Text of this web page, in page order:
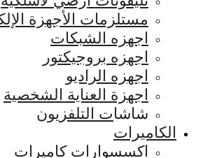
مستلزمات الأجهزة
اجهزه الشبكات
اجهزه بروجيكتور
اجهزه الراديو
اجهزة العناية الشخصية
شاشات التلفزيون
الكاميرات
اكسسوارات كاميرات